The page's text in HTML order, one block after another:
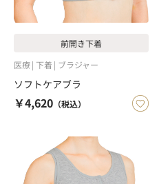
前開き下着
医療 下着 ブラジャー
ソフトケアブラ
￥4,620 （税込）